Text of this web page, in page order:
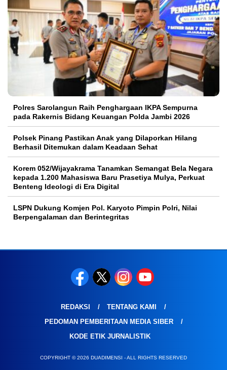
Polres Sarolangun Raih Penghargaan IKPA Sempurna
pada Rakernis Bidang Keuangan Polda Jambi 2026
Polsek Pinang Pastikan Anak yang Dilaporkan Hilang
Berhasil Ditemukan dalam Keadaan Sehat
Korem 052/Wijayakrama Tanamkan Semangat Bela Negara
kepada 1.200 Mahasiswa Baru Prasetiya Mulya, Perkuat
Benteng Ideologi di Era Digital
LSPN Dukung Komjen Pol. Karyoto Pimpin Polri, Nilai
Berpengalaman dan Berintegritas
REDAKSI
TENTANG KAMI
PEDOMAN PEMBERITAAN MEDIA SIBER
KODE ETIK JURNALISTIK
COPYRIGHT © 2026 DUADIMENSI - ALL RIGHTS RESERVED